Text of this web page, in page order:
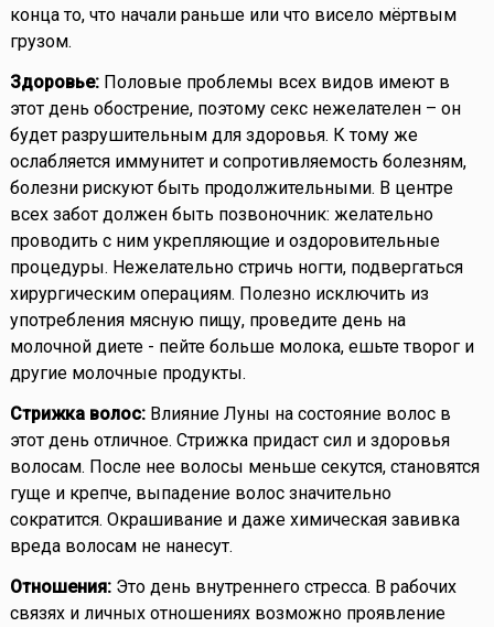
конца то, что начали раньше или что висело мёртвым
грузом.
Здоровье:Половые проблемы всех видов имеют в
этот день обострение, поэтому секс нежелателен – он
будет разрушительным для здоровья. К тому же
ослабляется иммунитет и сопротивляемость болезням,
болезни рискуют быть продолжительными. В центре
всех забот должен быть позвоночник: желательно
проводить с ним укрепляющие и оздоровительные
процедуры. Нежелательно стричь ногти, подвергаться
хирургическим операциям. Полезно исключить из
употребления мясную пищу, проведите день на
молочной диете - пейте больше молока, ешьте творог и
другие молочные продукты.
Стрижка волос:Влияние Луны на состояние волос в
этот день отличное. Стрижка придаст сил и здоровья
волосам. После нее волосы меньше секутся, становятся
гуще и крепче, выпадение волос значительно
сократится. Окрашивание и даже химическая завивка
вреда волосам не нанесут.
Отношения:Это день внутреннего стресса. В рабочих
связях и личных отношениях возможно проявление